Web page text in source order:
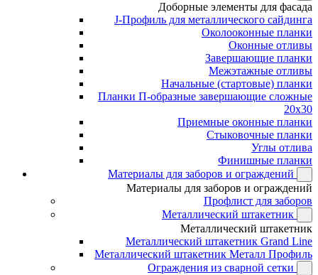
Доборные элементы для фасада
J-Профиль для металлического сайдинга
Околооконные планки
Оконные отливы
Завершающие планки
Межэтажные отливы
Начальные (стартовые) планки
Планки П-образные завершающие сложные
20x30
Приемные оконные планки
Стыковочные планки
Углы отлива
Финишные планки
Материалы для заборов и ограждений
Материалы для заборов и ограждений
Профлист для заборов
Металлический штакетник
Металлический штакетник
Металлический штакетник Grand Line
Металлический штакетник Металл Профиль
Ограждения из сварной сетки